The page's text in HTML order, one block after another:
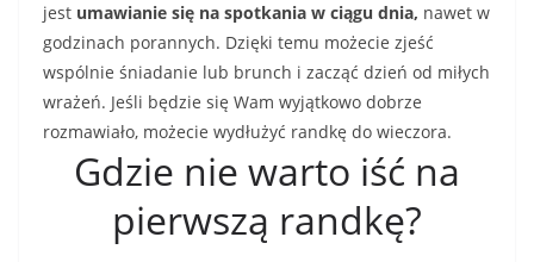
jest umawianie się na spotkania w ciągu dnia, nawet w
godzinach porannych. Dzięki temu możecie zjeść
wspólnie śniadanie lub brunch i zacząć dzień od miłych
wrażeń. Jeśli będzie się Wam wyjątkowo dobrze
rozmawiało, możecie wydłużyć randkę do wieczora.
Gdzie nie warto iść na
pierwszą randkę?